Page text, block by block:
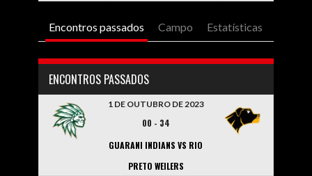
Encontros passados Campo Estatísticas
ENCONTROS PASSADOS
1 DE OUTUBRO DE 2023
00 - 34
GUARANI INDIANS VS RIO
PRETO WEILERS